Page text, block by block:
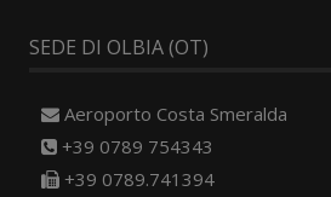
SEDE DI OLBIA (OT)
Aeroporto Costa Smeralda
+39 0789 754343
+39 0789.741394